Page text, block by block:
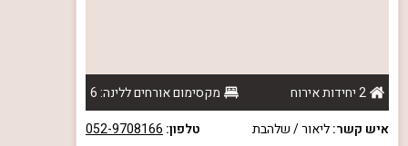
2 יחידות אירוח
מקסימום אורחים ללינה: 6
איש קשר:ליאור / שלהבת טלפון: 052-9708166